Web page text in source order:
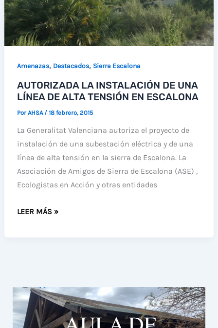
DEL
ÁMBITO
DEL
PORN
DE
SIERRA
ESCALONA
Y
AL
ESTUDIO
IMPACTO
AMBIENTAL
DEL
CAMPING
TORREMENDO
Amenazas, Destacados, Sierra Escalona
AUTORIZADA LA INSTALACIÓN DE UNA
LÍNEA DE ALTA TENSIÓN EN ESCALONA
PorAHSA / 18 febrero, 2015
La Generalitat Valenciana autoriza el proyecto de
instalación de una subestación eléctrica y de una
línea de alta tensión en la sierra de Escalona. La
Asociación de Amigos de Sierra de Escalona (ASE) ,
Ecologistas en Acción y otras entidades
AUTORIZADA
DE
ALTA
TENSIÓN
LEER MÁS »